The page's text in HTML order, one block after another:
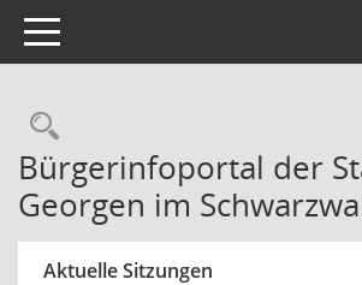
Toggle navigation
Bürgerinfoportal der
Georgen im
Aktuelle Sitzungen